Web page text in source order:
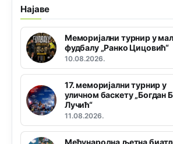
Најаве
Меморијални турнир у
фудбалу „Ранко Цицовић“
10.08.2026.
17. меморијални турнир у
уличном баскету „Богдан
Лучић“
11.08.2026.
Међународна љетна